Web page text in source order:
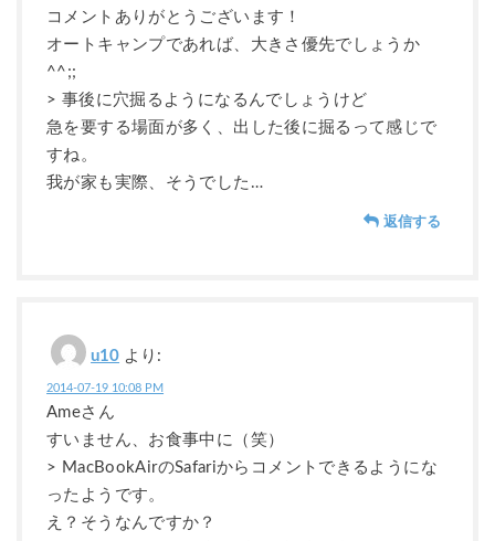
コメントありがとうございます！
オートキャンプであれば、大きさ優先でしょうか
^^;;
> 事後に穴掘るようになるんでしょうけど
急を要する場面が多く、出した後に掘るって感じで
すね。
我が家も実際、そうでした…
返信する
u10 より:
2014-07-19 10:08 PM
Ameさん
すいません、お食事中に（笑）
> MacBookAirのSafariからコメントできるようにな
ったようです。
え？そうなんですか？